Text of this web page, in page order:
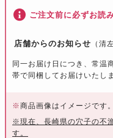
ご注文前に必ずお読
店舗からのお知らせ （清
同一お届け日につき、常温
帯で同梱してお届けいたし
※商品画像はイメージです。
※現在、長崎県の穴子の不
す。